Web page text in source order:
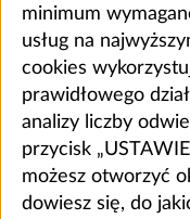
minimum
usług na
cookies
prawidłowego
analizy liczby
przycisk
możesz otworzyć
dowiesz się, do